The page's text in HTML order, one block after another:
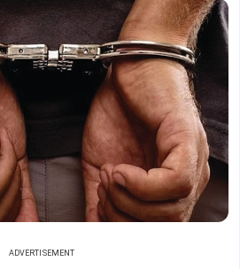
ADVERTISEMENT